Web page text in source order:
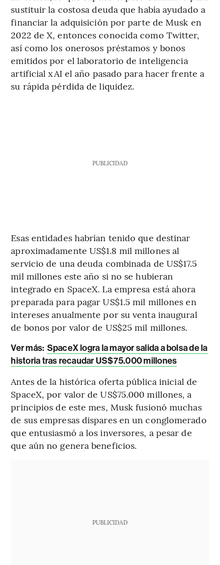
sustituir la costosa deuda que había ayudado a
financiar la adquisición por parte de Musk en
2022 de X, entonces conocida como Twitter,
así como los onerosos préstamos y bonos
emitidos por el laboratorio de inteligencia
artificial xAI el año pasado para hacer frente a
su rápida pérdida de liquidez.
PUBLICIDAD
Esas entidades habrían tenido que destinar
aproximadamente US$1.8 mil millones al
servicio de una deuda combinada de US$17.5
mil millones este año si no se hubieran
integrado en SpaceX. La empresa está ahora
preparada para pagar US$1.5 mil millones en
intereses anualmente por su venta inaugural
de bonos por valor de US$25 mil millones.
Ver más: SpaceX logra la mayor salida a bolsa de la
historia tras recaudar US$75.000 millones
Antes de la histórica oferta pública inicial de
SpaceX, por valor de US$75.000 millones, a
principios de este mes, Musk fusionó muchas
de sus empresas dispares en un conglomerado
que entusiasmó a los inversores, a pesar de
que aún no genera beneficios.
PUBLICIDAD